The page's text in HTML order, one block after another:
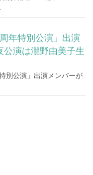
年特別公演」出演
公演は瀧野由美子生
別公演」出演メンバーが